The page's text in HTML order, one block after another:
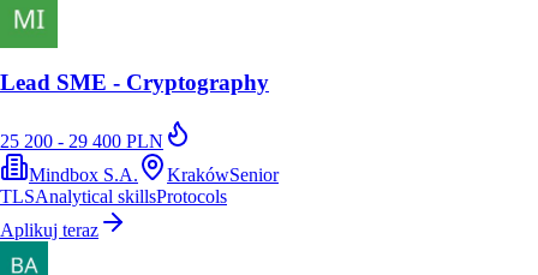
Lead SME - Cryptography
25 200 - 29 400 PLN
Mindbox S.A.
KrakówSenior
TLSAnalytical skillsProtocols
Aplikuj teraz